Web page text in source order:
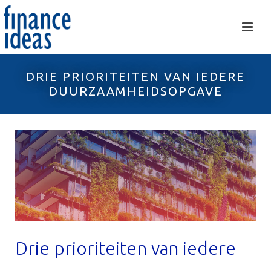
DRIE PRIORITEITEN VAN IEDERE
DUURZAAMHEIDSOPGAVE
Drie prioriteiten van iedere